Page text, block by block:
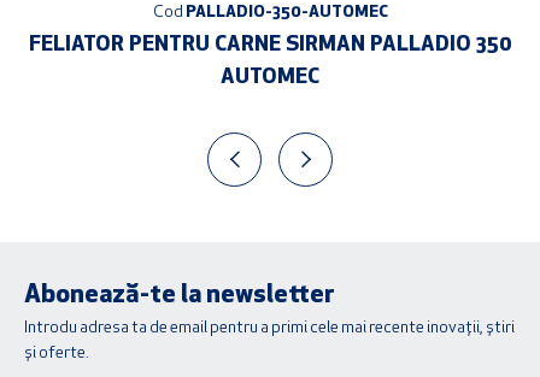
Cod PALLADIO-350-AUTOMEC
FELIATOR PENTRU CARNE SIRMAN PALLADIO 350
AUTOMEC
Abonează-te la newsletter
Introdu adresa ta de email pentru a primi cele mai recente inovații, știri
și oferte.